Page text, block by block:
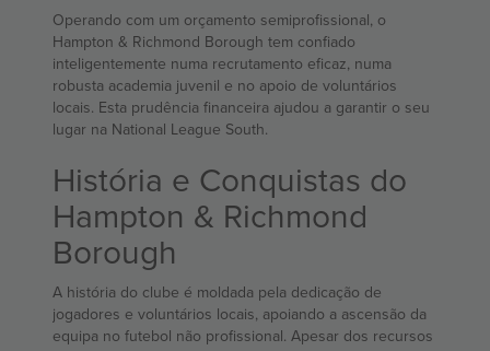
Operando com um orçamento semiprofissional, o
Hampton & Richmond Borough tem confiado
inteligentemente numa recrutamento eficaz, numa
robusta academia juvenil e no apoio de voluntários
locais. Esta prudência financeira ajudou a garantir o seu
lugar na National League South.
História e Conquistas do
Hampton & Richmond
Borough
A história do clube é moldada pela dedicação de
jogadores e voluntários locais, apoiando a ascensão da
equipa no futebol não profissional. Apesar dos recursos